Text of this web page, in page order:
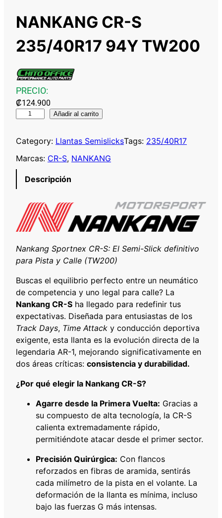
NANKANG CR-S
235/40R17 94Y TW200
PRECIO:
₡124.900
N
A
S
2
3
5
/
4
0
R
1
7
9
4
T
Añadir al carrito
Category: Llantas SemislicksTags: 235/40R17
Marcas: CR-S, NANKANG
Descripción
Nankang Sportnex CR-S: El Semi-Slick definitivo
para Pista y Calle (TW200)
Buscas el equilibrio perfecto entre un neumático
de competencia y uno legal para calle? La
Nankang CR-S ha llegado para redefinir tus
expectativas. Diseñada para entusiastas de los
Track Days, Time Attack y conducción deportiva
exigente, esta llanta es la evolución directa de la
legendaria AR-1, mejorando significativamente en
dos áreas críticas: consistencia y durabilidad.
¿Por qué elegir la Nankang CR-S?
Agarre desde la Primera Vuelta: Gracias a
su compuesto de alta tecnología, la CR-S
calienta extremadamente rápido,
permitiéndote atacar desde el primer sector.
Precisión Quirúrgica: Con flancos
reforzados en fibras de aramida, sentirás
cada milímetro de la pista en el volante. La
deformación de la llanta es mínima, incluso
bajo las fuerzas G más intensas.